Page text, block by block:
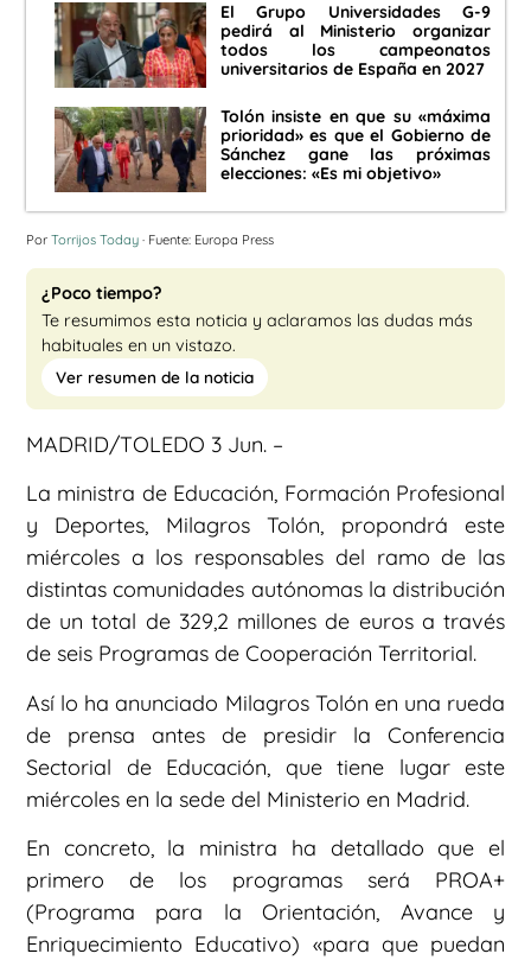
El Grupo Universidades G-9
pedirá al Ministerio organizar
todos los campeonatos
universitarios de España en 2027
Tolón insiste en que su «máxima
prioridad» es que el Gobierno de
Sánchez gane las próximas
elecciones: «Es mi objetivo»
Por Torrijos Today · Fuente: Europa Press
¿Poco tiempo?
Te resumimos esta noticia y aclaramos las dudas más
habituales en un vistazo.
Ver resumen de la noticia
MADRID/TOLEDO 3 Jun. –
La ministra de Educación, Formación Profesional
y Deportes, Milagros Tolón, propondrá este
miércoles a los responsables del ramo de las
distintas comunidades autónomas la distribución
de un total de 329,2 millones de euros a través
de seis Programas de Cooperación Territorial.
Así lo ha anunciado Milagros Tolón en una rueda
de prensa antes de presidir la Conferencia
Sectorial de Educación, que tiene lugar este
miércoles en la sede del Ministerio en Madrid.
En concreto, la ministra ha detallado que el
primero de los programas será PROA+
(Programa para la Orientación, Avance y
Enriquecimiento Educativo) «para que puedan